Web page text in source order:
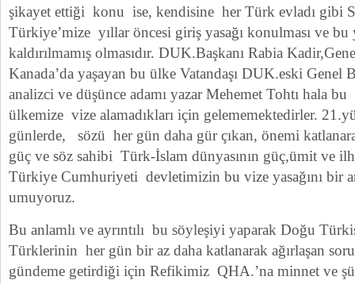
şikayet ettiği konu ise, kendisine her Türk evladı gibi
Türkiye’mize yıllar öncesi giriş yasağı konulması ve bu
kaldırılmamış olmasıdır. DUK.Başkanı Rabia
Kanada’da yaşayan bu ülke Vatandaşı DUK.eski Genel
analizci ve düşünce adamı yazar Mehemet Tohtı hala
ülkemize vize alamadıkları için gelememektedirler.
günlerde, sözü her gün daha gür çıkan, önemi
güç ve söz sahibi Türk-İslam dünyasının güç,ümit ve
Türkiye Cumhuriyeti devletimizin bu vize yasağını bir
umuyoruz.
Bu anlamlı ve ayrıntılı bu söyleşiyi yaparak Doğu
Türklerinin her gün bir az daha katlanarak ağırlaşan
gündeme getirdiği için Refikimiz QHA.’na minnet ve